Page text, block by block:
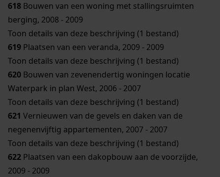
618 Bouwen van een woning met stallingsruimten
berging, 2008 - 2009
Toon details van deze beschrijving (1 bestand)
619 Plaatsen van een veranda, 2009 - 2009
Toon details van deze beschrijving (1 bestand)
620 Bouwen van zevenendertig woningen locatie
Waterpark in plan West, 2006 - 2007
Toon details van deze beschrijving (1 bestand)
621 Vernieuwen van de gevels en daken van de
negenenvijftig appartementen, 2007 - 2007
Toon details van deze beschrijving (1 bestand)
622 Plaatsen van een dakopbouw aan de voorzijde,
2009 - 2009